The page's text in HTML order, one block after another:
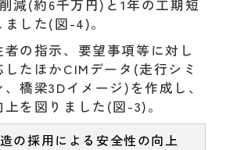
減(約6千万円)と1年の工期短
した(図-4)。
の指示、要望事項等に対し
たほかCIMデータ(走行シミ
橋梁3Dイメージ)を作成し、
を図りました(図-3)。
の採用による安全性の向上